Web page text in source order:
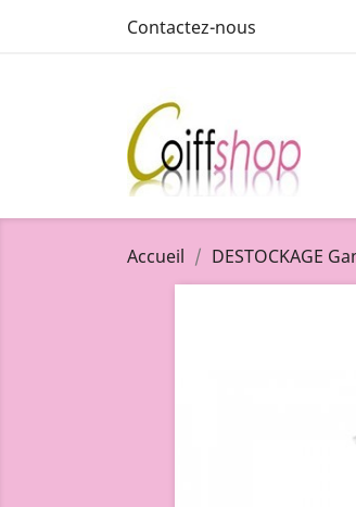
Contactez-nous
Accueil DESTOCKAGE